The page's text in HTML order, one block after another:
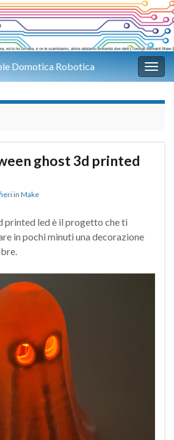
Domotica Robotica
ghost 3d printed
in Make
printed led è il progetto che ti
in pochi minuti una decorazione